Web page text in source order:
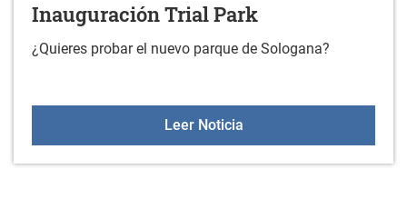
Inauguración Trial Park
¿Quieres probar el nuevo parque de Sologana?
Leer NoticiaInauguración Trial Park